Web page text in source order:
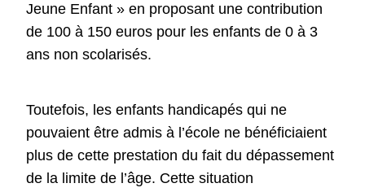
Jeune Enfant » en proposant une contribution
de 100 à 150 euros pour les enfants de 0 à 3
ans non scolarisés.
Toutefois, les enfants handicapés qui ne
pouvaient être admis à l’école ne bénéficiaient
plus de cette prestation du fait du dépassement
de la limite de l’âge. Cette situation